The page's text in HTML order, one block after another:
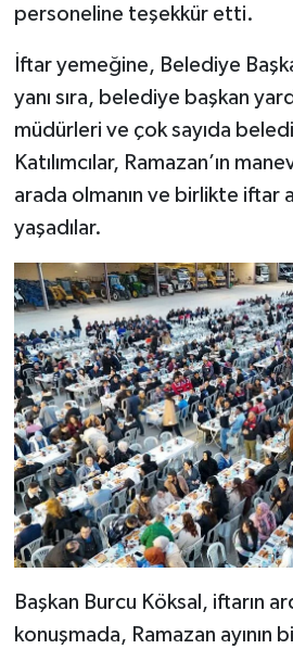
personeline teşekkür etti.
İftar yemeğine, Belediye
yanı sıra, belediye başkan
müdürleri ve çok sayıda
Katılımcılar, Ramazan’ın
arada olmanın ve birlikte iftar
yaşadılar.
Başkan Burcu Köksal, iftarın
konuşmada, Ramazan ayının